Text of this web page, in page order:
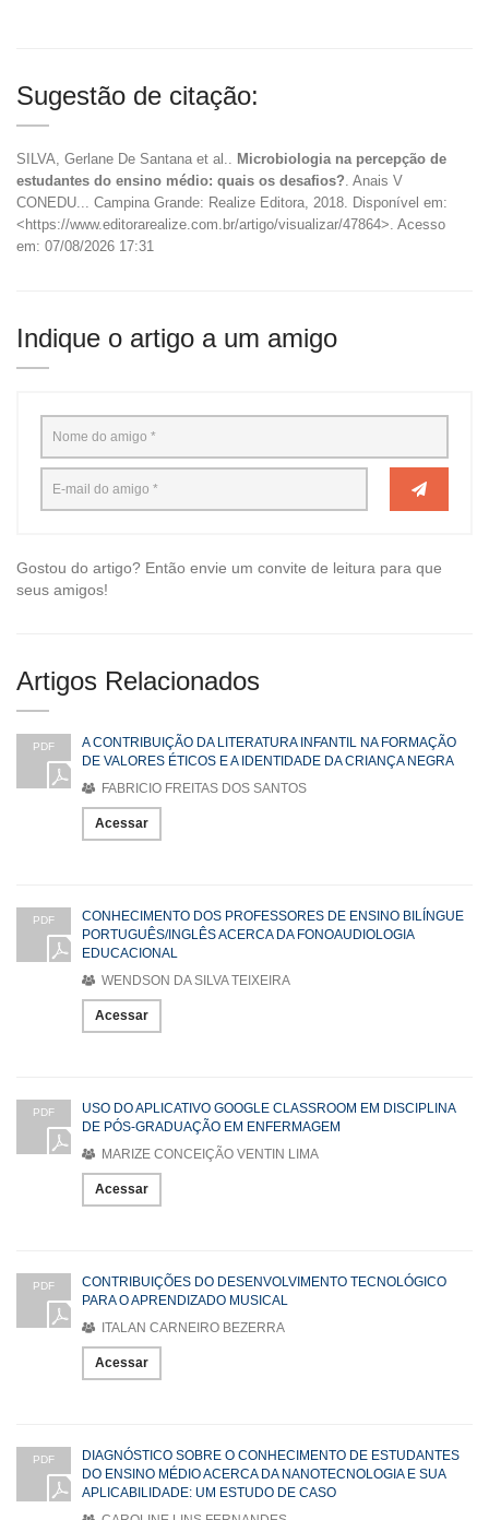
Sugestão de citação:
SILVA, Gerlane De Santana et al.. Microbiologia na percepção de
estudantes do ensino médio: quais os desafios? . Anais V
CONEDU... Campina Grande: Realize Editora, 2018. Disponível em:
<https://www.editorarealize.com.br/artigo/visualizar/47864>. Acesso
em: 07/08/2026 17:31
Indique o artigo a um amigo
Gostou do artigo? Então envie um convite de leitura para que
seus amigos!
Artigos Relacionados
PDF
A CONTRIBUIÇÃO DA LITERATURA INFANTIL NA FORMAÇÃO
DE VALORES ÉTICOS E A IDENTIDADE DA CRIANÇA NEGRA
FABRICIO FREITAS DOS SANTOS
Acessar
PDF
CONHECIMENTO DOS PROFESSORES DE ENSINO BILÍNGUE
PORTUGUÊS/INGLÊS ACERCA DA FONOAUDIOLOGIA
EDUCACIONAL
WENDSON DA SILVA TEIXEIRA
Acessar
PDF
USO DO APLICATIVO GOOGLE CLASSROOM EM DISCIPLINA
DE PÓS-GRADUAÇÃO EM ENFERMAGEM
MARIZE CONCEIÇÃO VENTIN LIMA
Acessar
PDF
CONTRIBUIÇÕES DO DESENVOLVIMENTO TECNOLÓGICO
PARA O APRENDIZADO MUSICAL
ITALAN CARNEIRO BEZERRA
Acessar
PDF
DIAGNÓSTICO SOBRE O CONHECIMENTO DE ESTUDANTES
DO ENSINO MÉDIO ACERCA DA NANOTECNOLOGIA E SUA
APLICABILIDADE: UM ESTUDO DE CASO